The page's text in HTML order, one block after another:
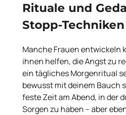
Rituale und
Stopp-Techniken
Manche Frauen entwickeln
ihnen helfen, die Angst zu
ein tägliches Morgenritual
bewusst mit deinem Bauch
feste Zeit am Abend, in der
Sorgen zu haben – aber